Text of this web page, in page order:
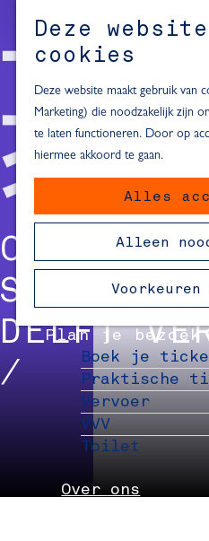
Deze
cookies
Deze website maakt gebruik van
Marketing) die noodzakelijk zijn
te laten functioneren. Door op
hiermee akkoord te gaan.
Alles
Alleen
Voorkeuren
M
e
n
u
Inspiratie
Dagje naar
Fietsen in
Must-see
van Delft
Blijven slapen
24 uur in
48 uur in
72 uur in
Plan je bezoek
Boek je
Praktische
Vervoer
VVV
Toilet
Over ons
S
DELFT